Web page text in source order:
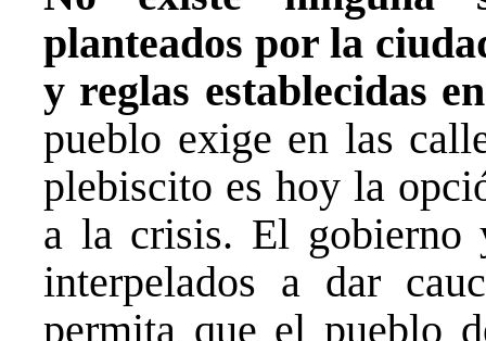
planteados por la
y reglas establecidas
pueblo exige en las
plebiscito es hoy la
a la crisis. El gobierno
interpelados a dar
permita que el pueblo